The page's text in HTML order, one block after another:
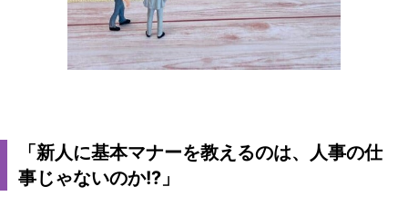
「新人に基本マナーを教えるのは、人事の仕
事じゃないのか!?」